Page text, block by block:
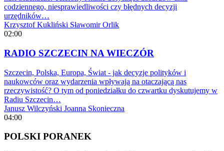
codziennego, niesprawiedliwości czy błędnych decyzji
urzędników…
Krzysztof Kukliński Sławomir Orlik
02:00
RADIO SZCZECIN NA WIECZÓR
Szczecin, Polska, Europa, Świat - jak decyzje polityków i
naukowców oraz wydarzenia wpływają na otaczającą nas
rzeczywistość? O tym od poniedziałku do czwartku dyskutujemy w
Radiu Szczecin…
Janusz Wilczyński Joanna Skonieczna
04:00
POLSKI PORANEK